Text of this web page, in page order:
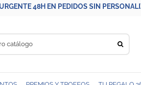
48H EN PEDIDOS SIN